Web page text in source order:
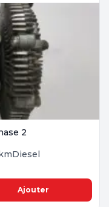
2
Diesel
Ajouter